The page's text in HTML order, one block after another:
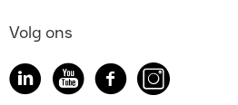
Volg ons